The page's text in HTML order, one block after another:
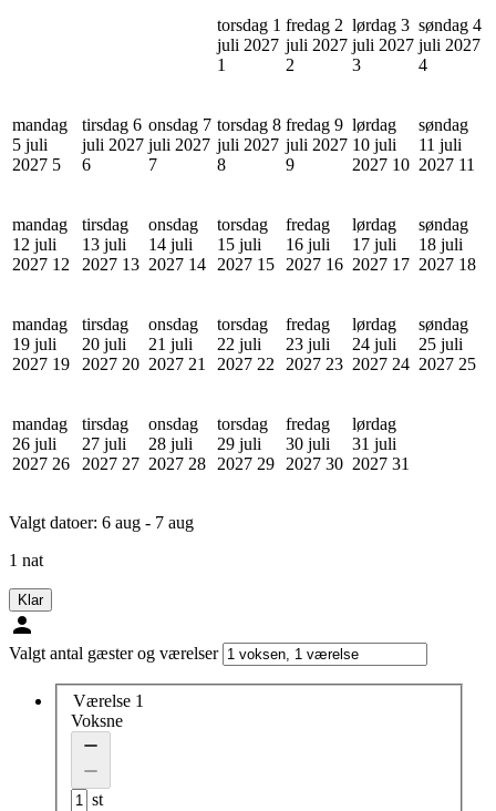
torsdag 1
juli 2027
1
fredag 2
juli 2027
2
lørdag 3
juli 2027
3
søndag 4
juli 2027
4
mandag
5 juli
2027 5
tirsdag 6
juli 2027
6
onsdag 7
juli 2027
7
torsdag 8
juli 2027
8
fredag 9
juli 2027
9
lørdag
10 juli
2027 10
søndag
11 juli
2027 11
mandag
12 juli
2027 12
tirsdag
13 juli
2027 13
onsdag
14 juli
2027 14
torsdag
15 juli
2027 15
fredag
16 juli
2027 16
lørdag
17 juli
2027 17
søndag
18 juli
2027 18
mandag
19 juli
2027 19
tirsdag
20 juli
2027 20
onsdag
21 juli
2027 21
torsdag
22 juli
2027 22
fredag
23 juli
2027 23
lørdag
24 juli
2027 24
søndag
25 juli
2027 25
mandag
26 juli
2027 26
tirsdag
27 juli
2027 27
onsdag
28 juli
2027 28
torsdag
29 juli
2027 29
fredag
30 juli
2027 30
lørdag
31 juli
2027 31
Valgt datoer: 6 aug - 7 aug
1 nat
Klar
Valgt antal gæster og værelser
Værelse 1
Voksne
st